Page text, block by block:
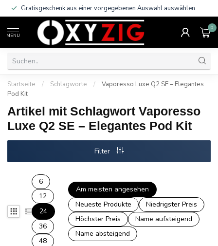
Gratisgeschenk aus einer vorgegebenen Auswahl auswählen
MENU
0
Startseite / Schlagworte /
Vaporesso Luxe Q2 SE – Elegantes
Pod Kit
Artikel mit Schlagwort Vaporesso
Luxe Q2 SE – Elegantes Pod Kit
Filter
6
12
24
36
48
Am meisten angesehen
Neueste Produkte
Niedrigster Preis
Höchster Preis
Name aufsteigend
Name absteigend